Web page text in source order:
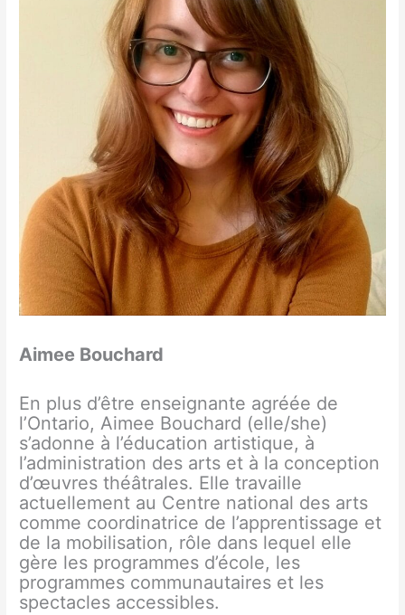
Aimee Bouchard
En plus d’être enseignante agréée de
l’Ontario, Aimee Bouchard (elle/she)
s’adonne à l’éducation artistique, à
l’administration des arts et à la conception
d’œuvres théâtrales. Elle travaille
actuellement au Centre national des arts
comme coordinatrice de l’apprentissage et
de la mobilisation, rôle dans lequel elle
gère les programmes d’école, les
programmes communautaires et les
spectacles accessibles.